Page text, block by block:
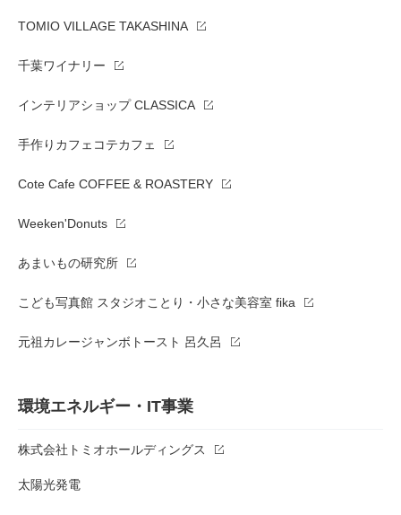
TOMIO VILLAGE TAKASHINA
千葉ワイナリー
インテリアショップ CLASSICA
手作りカフェコテカフェ
Cote Cafe COFFEE & ROASTERY
Weeken'Donuts
あまいもの研究所
こども写真館 スタジオことり・小さな美容室 fika
元祖カレージャンボトースト 呂久呂
環境エネルギー・IT事業
株式会社トミオホールディングス
太陽光発電